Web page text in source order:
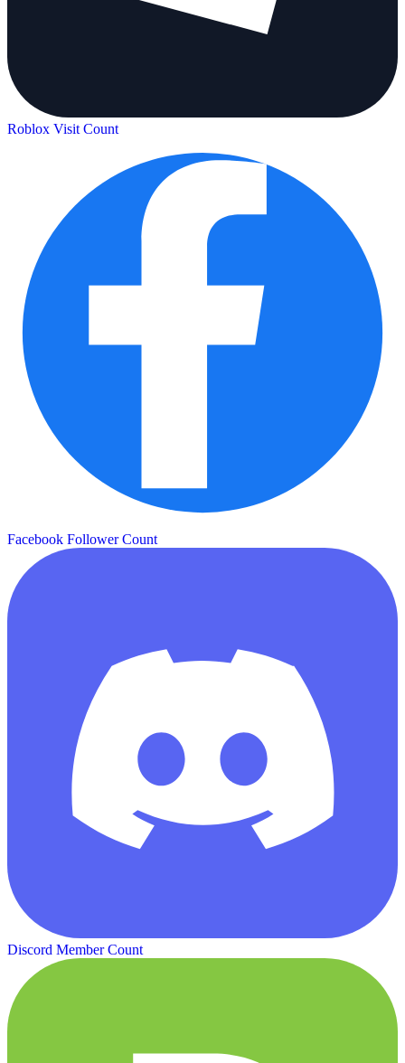
Roblox Visit Count
Facebook Follower Count
Discord Member Count